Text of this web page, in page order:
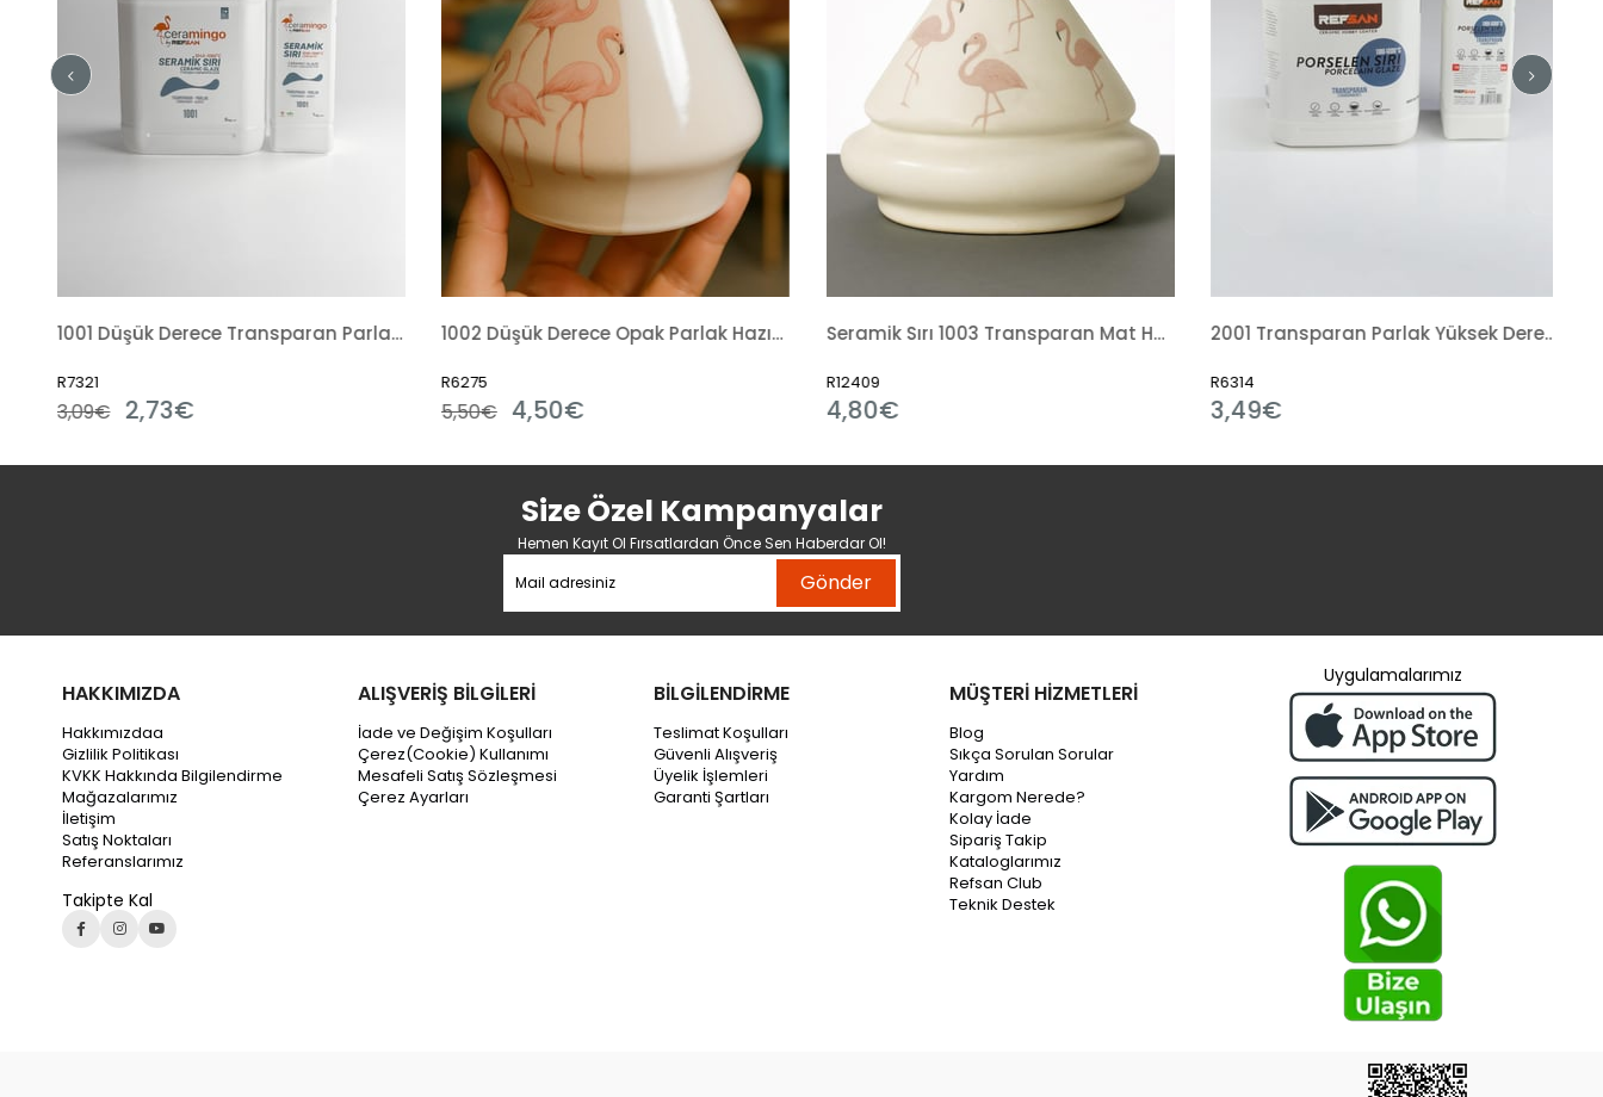
1001 Düşük Derece Transparan Parlak Hazır Sıvı 1002 Düşük Derece Opak Parlak Hazır Sıvı Seramik Sırı 1003 Transparan Mat Hazır Sıvı 2001 Transparan Parlak Yüksek Derece Sır Hazır Sıvı 145 Art Design Fırça
Size Özel Kampanyalar
Hemen Kayıt Ol Fırsatlardan Önce Sen Haberdar Ol!
Gönder
HAKKIMIZDA
Hakkımızdaa
Gizlilik Politikası
KVKK Hakkında Bilgilendirme
Mağazalarımız
İletişim
Satış Noktaları
Referanslarımız
Takipte Kal
ALIŞVERİŞ BİLGİLERİ
İade ve Değişim Koşulları
Çerez(Cookie) Kullanımı
Mesafeli Satış Sözleşmesi
Çerez Ayarları
BİLGİLENDİRME
Teslimat Koşulları
Güvenli Alışveriş
Üyelik İşlemleri
Garanti Şartları
MÜŞTERİ HİZMETLERİ
Blog
Sıkça Sorulan Sorular
Yardım
Kargom Nerede?
Kolay İade
Sipariş Takip
Kataloglarımız
Refsan Club
Teknik Destek
Uygulamalarımız